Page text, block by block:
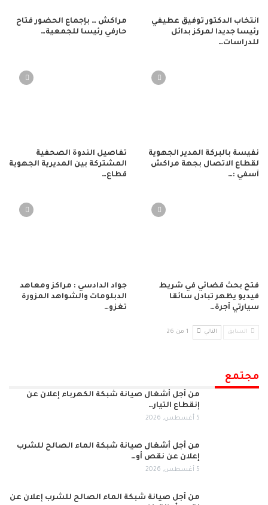
انتخاب الدكتور توفيق عطيفي
رئيسا جديدا لمركز بدائل
للدراسات…
مراكش … بإجماع الحضور فتاح
حارفي رئيسا للجمعية…
نفيسة بالبركة المدير الجهوية
لقطاع الاتصال بجهة مراكش
آسفي :…
تفاصيل الندوة الصحفية
المشتركة بين المديرية الجهوية
قطاع…
فتح بحث قضائي في شريط
فيديو يظهر تبادل سائقا
سيارتي أجرة…
جواد الدادسي : مراكز ومعاهد
الدبلومات والشواهد المزورة
تغزو…
السابق التالي 1 من 26
مجتمع
من أجل أشغال صيانة شبكة الكهرباء إعلان عن
إنقطاع التيار…
5 أغسطس, 2026
من أجل أشغال صيانة شبكة الماء الصالح للشرب
إعلان عن نقص أو…
5 أغسطس, 2026
من أجل صيانة شبكة الماء الصالح للشرب إعلان عن